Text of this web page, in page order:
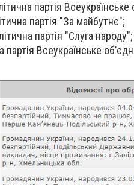
партія
партія "За майбутнє";
партія "Слуга народу";
Всеукраїнське